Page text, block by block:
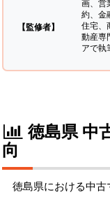
【監修者】
画、営
約、金
住宅、
動産専
アで執
徳島県 中
向
徳島県における中